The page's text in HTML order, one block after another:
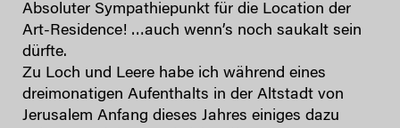
Absoluter Sympathiepunkt für die Location der
Art-Residence! …auch wenn’s noch saukalt sein
dürfte.
Zu Loch und Leere habe ich während eines
dreimonatigen Aufenthalts in der Altstadt von
Jerusalem Anfang dieses Jahres einiges dazu